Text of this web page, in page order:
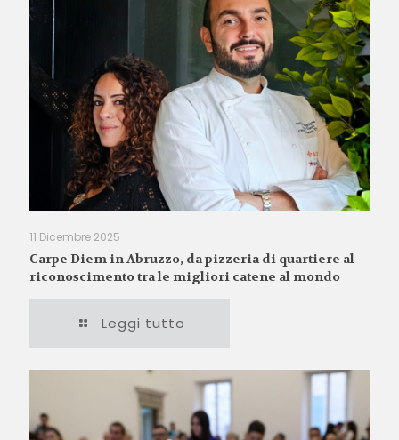
11 Dicembre 2025
Carpe Diem in Abruzzo, da pizzeria di quartiere al
riconoscimento tra le migliori catene al mondo
Leggi tutto